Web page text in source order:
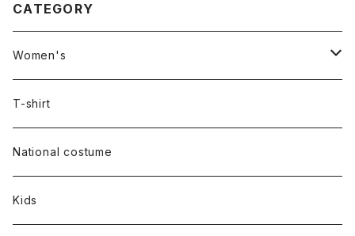
CATEGORY
Women's
Outer
Dress
Tops
T-shirt
National costume
Kids